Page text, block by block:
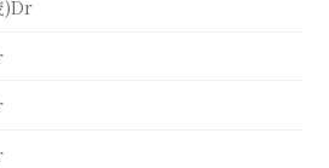
)Dr